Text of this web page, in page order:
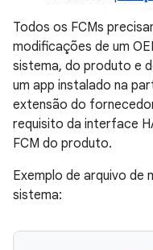
Todos os FCMs
modificações de um
sistema, do produto e
um app instalado na
extensão do
requisito da interface
FCM do produto.
Exemplo de arquivo de
sistema: